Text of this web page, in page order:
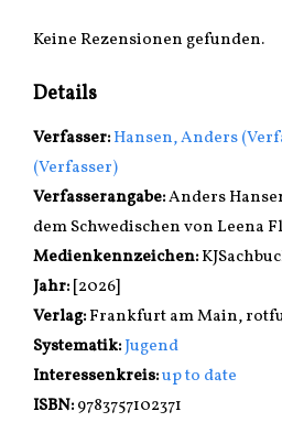
Keine Rezensionen gefunden.
Details
Verfasser:Suche nach diesem
Hansen, Anders
(Verfasser)
Verfasserangabe:Anders
dem Schwedischen von Leena
Medienkennzeichen:
Jahr: [2026]
Verlag:Frankfurt am Main,
opens in new tab
Diesen Link in neuem Tab öffnen
Systematik:Suche nach dieser
Jugend
Interessenkreis:Suche nach
up to date
ISBN:9783757102371